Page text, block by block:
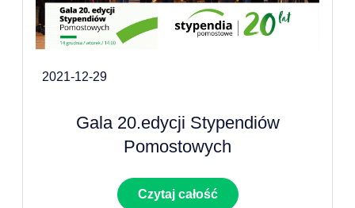
2021-12-29
Gala 20.edycji Stypendiów
Pomostowych
Czytaj całość